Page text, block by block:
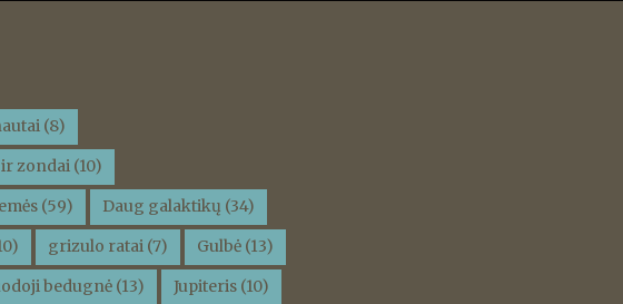
(8)
zondai(10)
(59) Daug galaktikų (34)
grizulo ratai(7) Gulbė(13)
bedugnė(13) Jupiteris(10)